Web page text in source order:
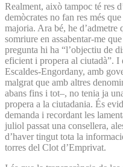
Realment, això tampoc té res
demòcrates no fan res més
majoria. Ara bé, he d’admetre
somriure en assabentar-me
pregunta hi ha “l’objectiu de
eficient i propera al ciutadà”. I
Escaldes-Engordany, amb
malgrat que amb altres
abans fins i tot–, no tenia ja
propera a la ciutadania. És
demanda i recordant les
juliol passat una consellera,
d’haver tingut tota la
torres del Clot d’Emprivat.